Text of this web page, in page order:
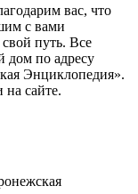
вас, что
с вами
путь. Все
дом по адресу
Энциклопедия».
сайте.